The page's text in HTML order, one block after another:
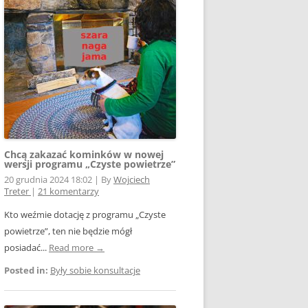
WSPÓŁPRACY
Z SIECIĄ
FOTOWOLTAICE –
TKWI
ROZLICZENIA
– JAK ŻYĆ?
Chcą zakazać kominków w nowej
wersji programu „Czyste powietrze”
20 grudnia 2024 18:02 | ByWojciech
Treter | 21 komentarzy
Kto weźmie dotację z programu „Czyste
powietrze”, ten nie będzie mógł
posiadać... Read more →
Posted in: Były sobie konsultacje